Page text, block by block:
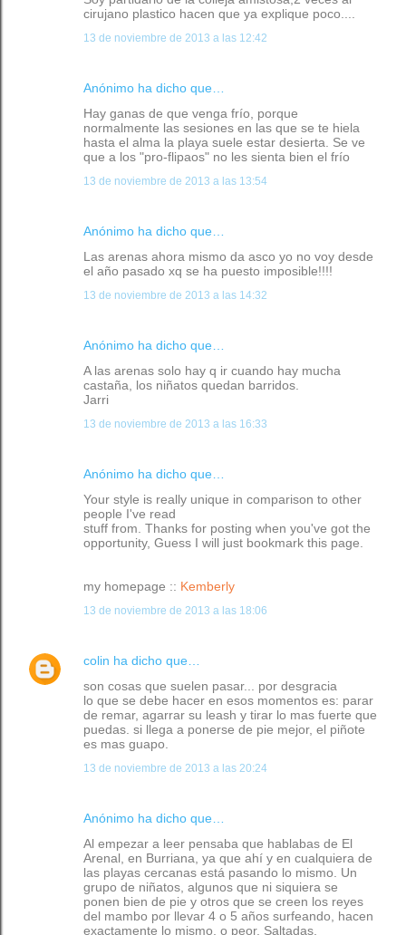
cirujano plastico hacen que ya explique poco....
13 de noviembre de 2013 a las 12:42
Anónimo ha dicho que…
Hay ganas de que venga frío, porque
normalmente las sesiones en las que se te hiela
hasta el alma la playa suele estar desierta. Se ve
que a los "pro-flipaos" no les sienta bien el frío
13 de noviembre de 2013 a las 13:54
Anónimo ha dicho que…
Las arenas ahora mismo da asco yo no voy desde
el año pasado xq se ha puesto imposible!!!!
13 de noviembre de 2013 a las 14:32
Anónimo ha dicho que…
A las arenas solo hay q ir cuando hay mucha
castaña, los niñatos quedan barridos.
Jarri
13 de noviembre de 2013 a las 16:33
Anónimo ha dicho que…
Your style is really unique in comparison to other
people I've read
stuff from. Thanks for posting when you've got the
opportunity, Guess I will just bookmark this page.
my homepage :: Kemberly
13 de noviembre de 2013 a las 18:06
colin ha dicho que…
son cosas que suelen pasar... por desgracia
lo que se debe hacer en esos momentos es: parar
de remar, agarrar su leash y tirar lo mas fuerte que
puedas. si llega a ponerse de pie mejor, el piñote
es mas guapo.
13 de noviembre de 2013 a las 20:24
Anónimo ha dicho que…
Al empezar a leer pensaba que hablabas de El
Arenal, en Burriana, ya que ahí y en cualquiera de
las playas cercanas está pasando lo mismo. Un
grupo de niñatos, algunos que ni siquiera se
ponen bien de pie y otros que se creen los reyes
del mambo por llevar 4 o 5 años surfeando, hacen
exactamente lo mismo, o peor. Saltadas,